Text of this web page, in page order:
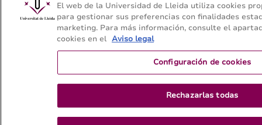
El web de la Universidad de Lleida utiliza cookies
para gestionar sus preferencias con finalidades
marketing. Para más información, consulte el
cookies en el Aviso legal
Configuración de cookies
Rechazarlas todas